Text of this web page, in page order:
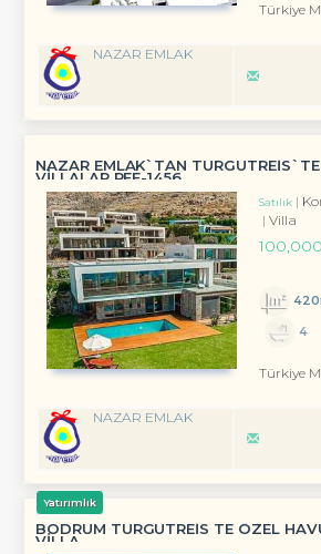
Türkiye
NAZAR EMLAK
NAZAR EMLAK`TAN TURGUTREİS`TE
VİLLALAR REF-1456
Satılık
Villa
4
Türkiye
NAZAR EMLAK
Yatırımlık
BODRUM TURGUTREİS TE ÖZEL
VİLLA